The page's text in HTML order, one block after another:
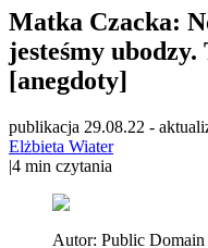
Matka Czacka:
jesteśmy
[anegdoty]
publikacja 29.08.22 -
Elżbieta Wiater
|4 min czytania
Autor: Public Domain